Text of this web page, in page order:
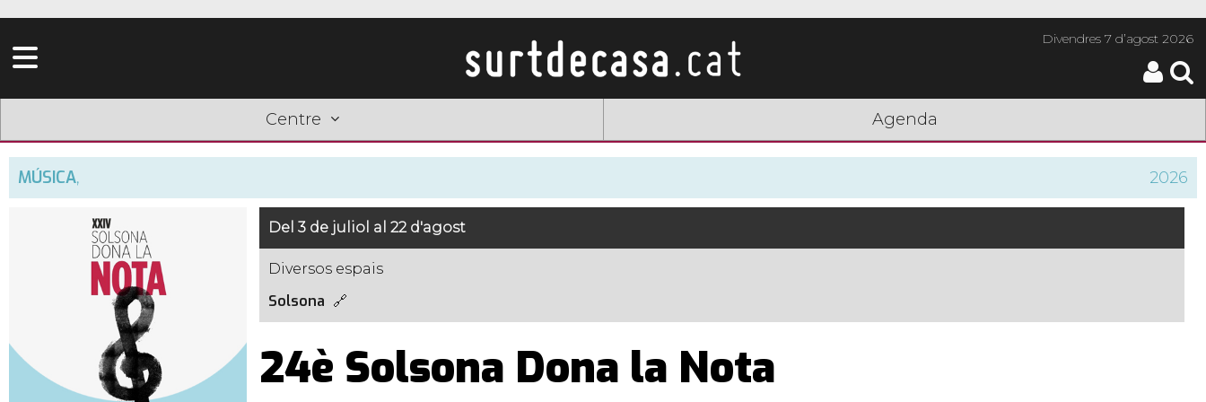
Divendres7 d’agost 2026
Centre Agenda
MÚSICA, 2026
Del 3 de juliol al 22 d'agost
Diversos espais
Solsona
24è Solsona Dona la Nota